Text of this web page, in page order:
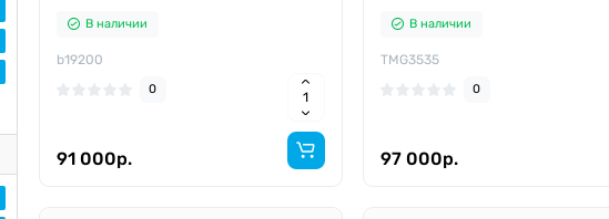
В наличии
b19200
0
91 000р.
В наличии
TMG3535
0
97 000р.